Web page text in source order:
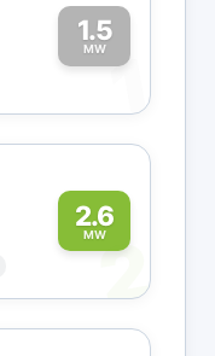
1.5
MW1
2.6
MW2